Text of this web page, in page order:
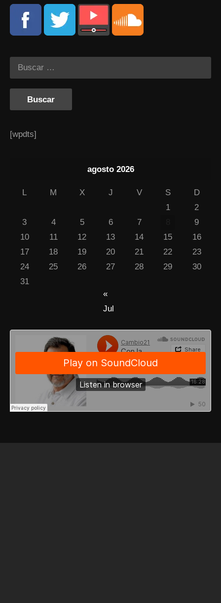
[wpdts]
agosto 2026
L M X J V S
D
1
2
3
4 5 6 7
9
10
11 12 13 14 15
16
17
18 19 20 21 22
23
24
25 26 27 28 29
30
31
«
Jul